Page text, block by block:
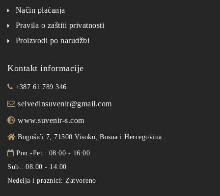
Način plaćanja
Pravila o zaštiti privatnosti
Proizvodi po narudžbi
Kontakt informacije
+387 61 789 346
selvedinsuvenir@gmail.com
www.suvenir-s.com
Bogošići 7, 71300 Visoko, Bosna i Hercegovina
Pon.-Pet.: 08:00 - 16:00
Sub.: 08:00 - 14:00
Nedelja i praznici: Zatvoreno